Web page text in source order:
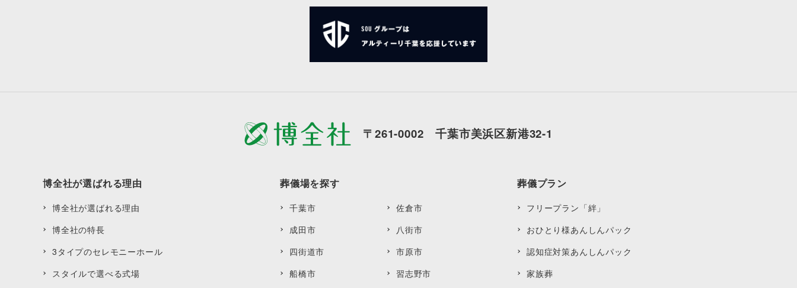
〒261-0002 千葉市美浜区新港32-1
博全社が選ばれる理由
博全社が選ばれる理由
博全社の特長
3タイプのセレモニーホール
スタイルで選べる式場
葬儀場を探す
千葉市
佐倉市
成田市
八街市
四街道市
市原市
船橋市
習志野市
葬儀プラン
フリープラン「絆」
おひとり様あんしんパック
認知症対策あんしんパック
家族葬